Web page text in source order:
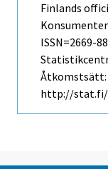
Finlands
ISSN=2669-
Åtkomstsätt:
http://stat.fi/